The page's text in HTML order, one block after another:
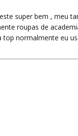
super bem , meu
roupas de
normalmente eu